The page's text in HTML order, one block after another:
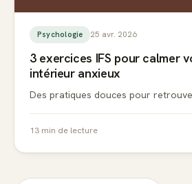
Psychologie 25 avr. 2026
3 exercices IFS pour calmer
intérieur anxieux
Des pratiques douces pour
13 min de lecture